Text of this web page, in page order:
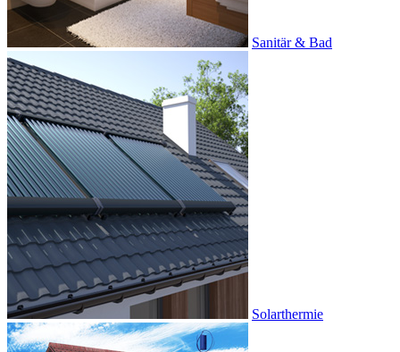
Sanitär & Bad
Solarthermie